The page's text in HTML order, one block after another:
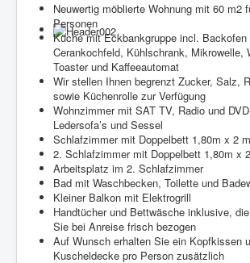
Neuwertig möblierte Wohnung mit 60 m2
Personen
Küche mit Eckbankgruppe incl.
Cerankochfeld, Kühlschrank, Mikrowelle,
Toaster und Kaffeeautomat
Wir stellen Ihnen begrenzt Zucker, Salz,
sowie Küchenrolle zur Verfügung
Wohnzimmer mit SAT TV, Radio und
Ledersofa’s und Sessel
Schlafzimmer mit Doppelbett 1,80m x 2 m
2. Schlafzimmer mit Doppelbett 1,80m x
Arbeitsplatz im 2. Schlafzimmer
Bad mit Waschbecken, Toilette und
Kleiner Balkon mit Elektrogrill
Handtücher und Bettwäsche inklusive,
Sie bei Anreise frisch bezogen
Auf Wunsch erhalten Sie ein Kopfkissen
Kuscheldecke pro Person zusätzlich